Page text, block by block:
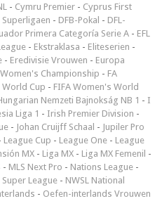
- Cymru Premier - Cyprus First
Superligaen - DFB-Pokal - DFL-
Primera Categoría Serie A - EFL
- Ekstraklasa - Eliteserien -
- Eredivisie Vrouwen - Europa
Women's Championship - FA
World Cup - FIFA Women's World
Nemzeti Bajnokság NB 1 - I
Liga 1 - Irish Premier Division -
- Johan Cruijff Schaal - Jupiler Pro
League Cup - League One - League
MX - Liga MX - Liga MX Femenil -
- MLS Next Pro - Nations League -
League - NWSL National
- Oefen-interlands Vrouwen